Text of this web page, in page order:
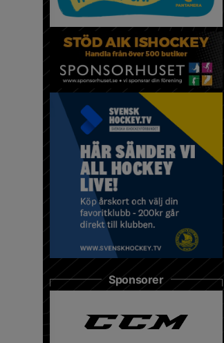
Sponsorer